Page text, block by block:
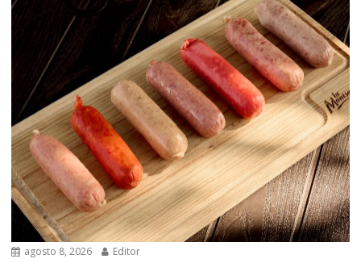
agosto 8, 2026 Editor